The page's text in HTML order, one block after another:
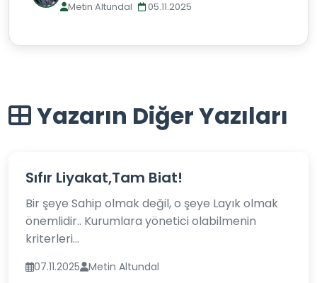
Metin Altundal 05.11.2025
Yazarın Diğer Yazıları
Sıfır Liyakat,Tam Biat!
Bir şeye Sahip olmak değil, o şeye Layık olmak
önemlidir.. Kurumlara yönetici olabilmenin
kriterleri...
07.11.2025 Metin Altundal